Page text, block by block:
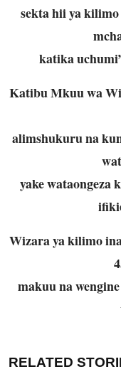
sekta hii ya
katika
Katibu Mkuu wa
alimshukuru na
yake
Wizara ya kilimo
makuu na
RELATED